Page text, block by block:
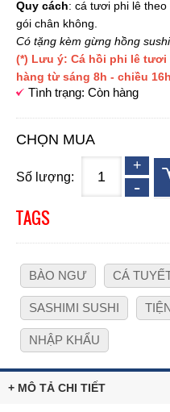
Quy cách: cá tươi phi lê
gói chân không.
Có tặng kèm gừng hồng
(*) Lưu ý: Cá hồi phi lê
hàng từ sáng 8h - chiều
Tình trạng: Còn hàng
CHỌN MUA
Số lượng:
TAGS
BÀO NGƯ CÁ
SASHIMI SUSHI
NHẬP KHẨU
+ MÔ TẢ CHI TIẾT